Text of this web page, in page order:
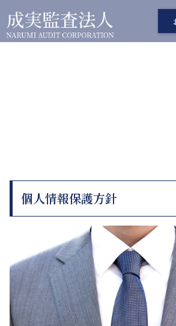
個人情報保護方針